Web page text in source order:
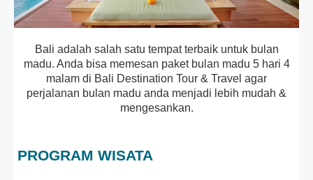
Bali adalah salah satu tempat terbaik untuk bulan
madu. Anda bisa memesan paket bulan madu 5 hari 4
malam di Bali Destination Tour & Travel agar
perjalanan bulan madu anda menjadi lebih mudah &
mengesankan.
PROGRAM WISATA